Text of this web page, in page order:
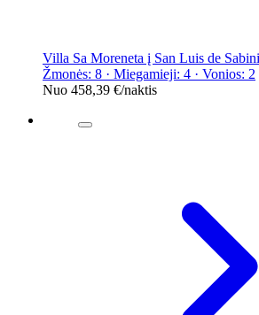
Villa Sa Moreneta į San Luis de
Žmonės: 8 · Miegamieji: 4 · Vonios: 2
Nuo 458,39 €/naktis